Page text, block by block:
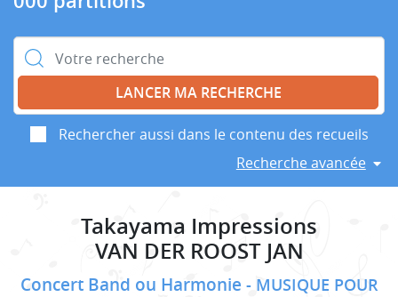
Rechercher :
Rechercher aussi dans le contenu des recueils
Recherche avancée
Takayama Impressions
VAN DER ROOST JAN
Concert Band ou Harmonie
MUSIQUE POUR